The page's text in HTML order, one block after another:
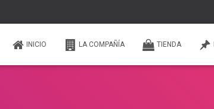
INICIO LA COMPAÑÍA TIENDA